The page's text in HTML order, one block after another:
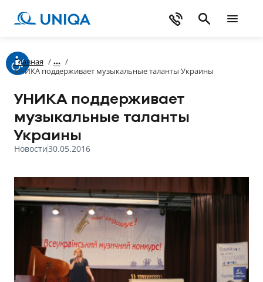
Главная /
/
УНИКА поддерживает музыкальные таланты Украины
УНИКА поддерживает
музыкальные таланты
Украины
Новости30.05.2016